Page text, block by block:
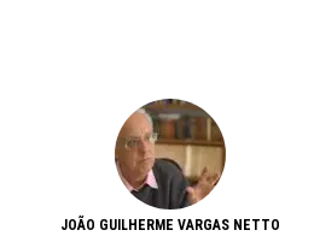
JOÃO GUILHERME VARGAS NETTO